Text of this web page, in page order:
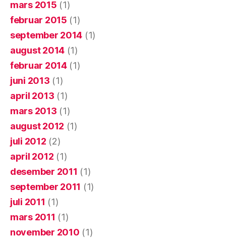
mars 2015 (1)
februar 2015 (1)
september 2014 (1)
august 2014 (1)
februar 2014(1)
juni 2013 (1)
april 2013 (1)
mars 2013 (1)
august 2012 (1)
juli 2012 (2)
april 2012 (1)
desember 2011 (1)
september 2011 (1)
juli 2011 (1)
mars 2011 (1)
november 2010 (1)